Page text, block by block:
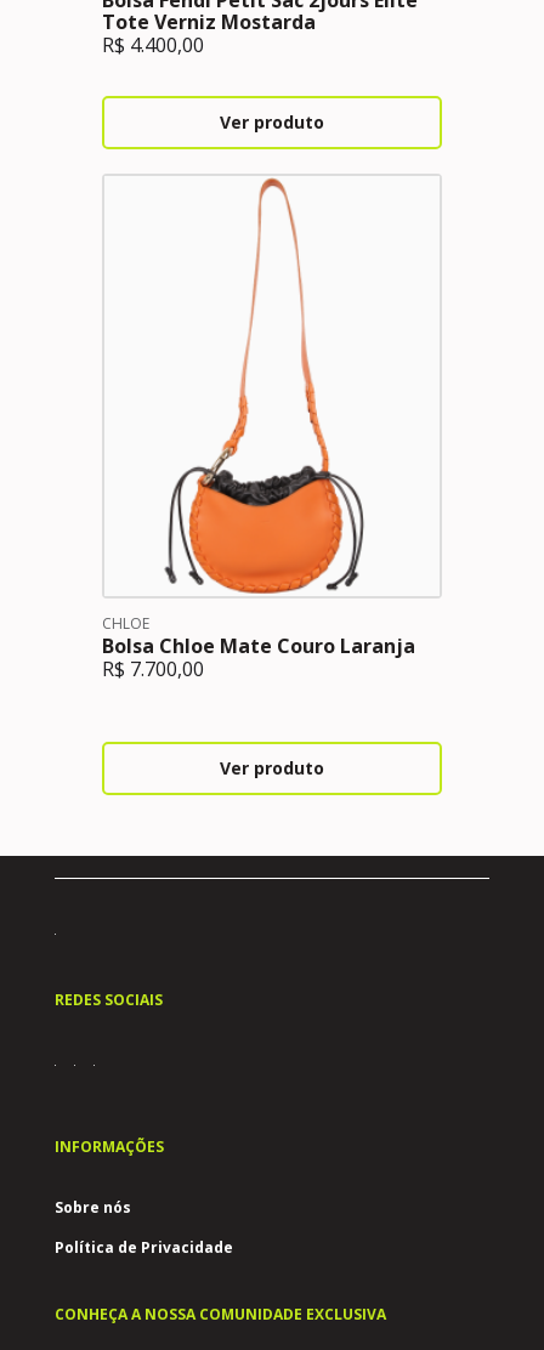
Tote Verniz Mostarda
R$ 4.400,00
Ver produto
CHLOE
Bolsa Chloe Mate Couro Laranja
R$ 7.700,00
Ver produto
REDES SOCIAIS
INFORMAÇÕES
Sobre nós
Política de Privacidade
CONHEÇA A NOSSA COMUNIDADE EXCLUSIVA